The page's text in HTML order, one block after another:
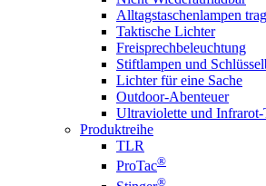
Alltagstaschenlampen
Taktische Lichter
Freisprechbeleuchtung
Stiftlampen und
Lichter für eine Sache
Outdoor-Abenteuer
Ultraviolette und Infrarot-
Produktreihe
TLR
ProTac®
®